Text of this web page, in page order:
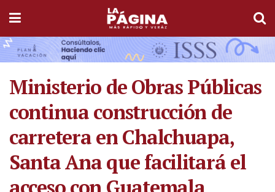
Ministerio de Obras Públicas
continua construcción de
carretera en Chalchuapa,
Santa Ana que facilitará el
acceso con Guatemala